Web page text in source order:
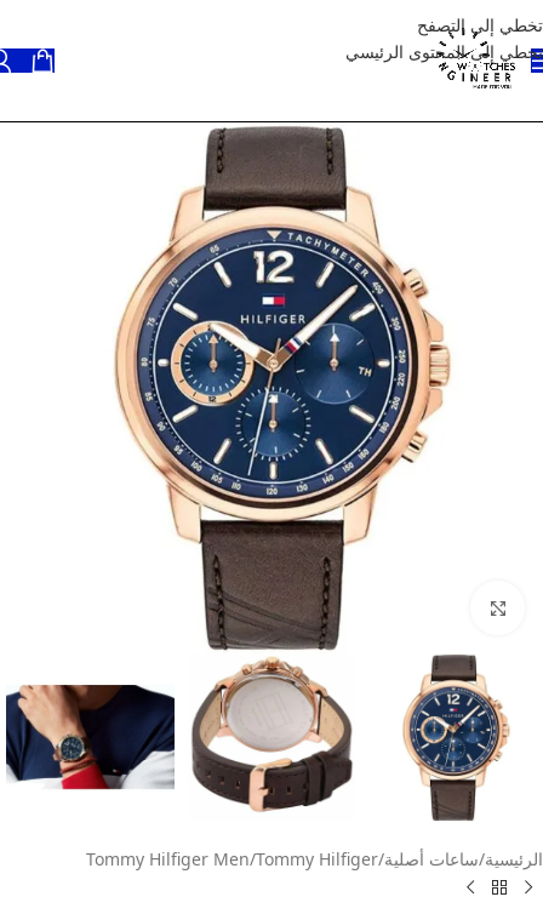
تخطي إلى التصفح
تخطي إلى المحتوى الرئيسي
الرئيسية/ساعات أصلية/
Tommy Hilfiger
/
Tommy Hilfiger Men